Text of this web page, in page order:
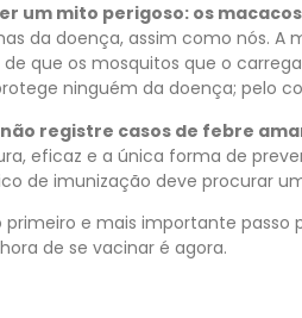
um mito perigoso: os
da doença, assim como nós. A
que os mosquitos que o
ninguém da doença; pelo
registre casos de febre
eficaz e a única forma de
de imunização deve procurar
primeiro e mais importante
de se vacinar é agora.